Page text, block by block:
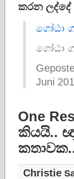
කරන ලද්දේ
ගෝඨා
ගෝඨා
Juni
One
කියයි..
Christie